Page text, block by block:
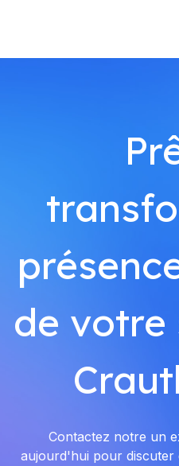
de votre
Contactez notre un
aujourd'hui pour